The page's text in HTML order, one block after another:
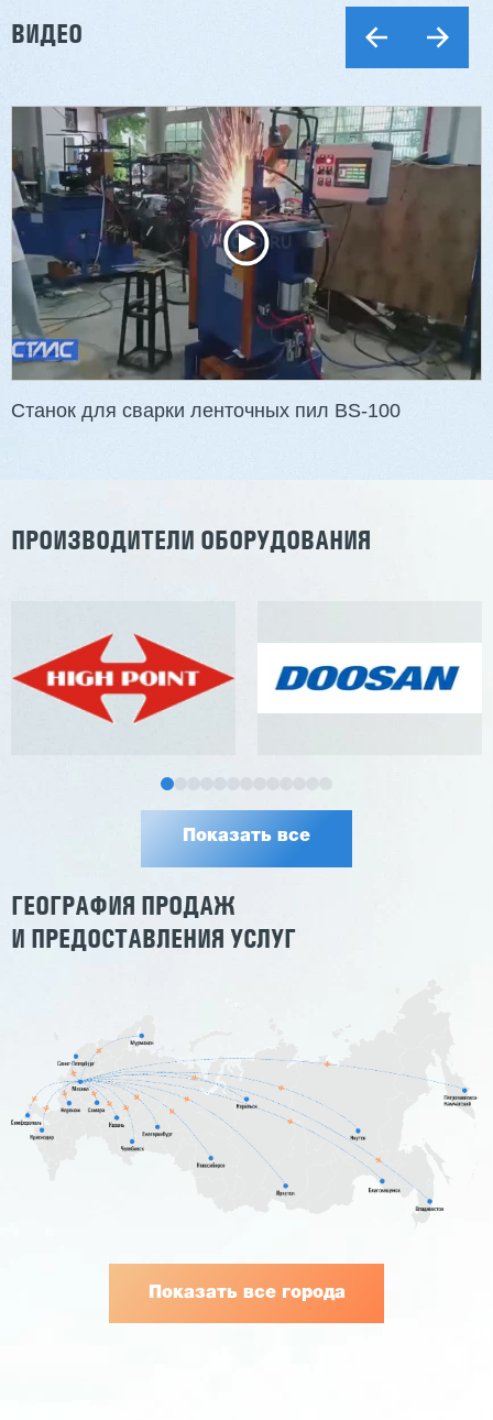
Двухсторонний шипорез MX6015
2 832 000 ₽
3 176 000 ₽
Артикул: 2497
Длина заготовки: 400-1500 мм
Макс. ширина заготовки: 580 мм
Станок проходного типа
Узлы: 4 пилы, 2 фрезы
ВИДЕО
Станок для сварки ленточных пил BS-100
ПРОИЗВОДИТЕЛИ ОБОРУДОВАНИЯ
Показать все
ГЕОГРАФИЯ ПРОДАЖ
И ПРЕДОСТАВЛЕНИЯ УСЛУГ
Показать все города